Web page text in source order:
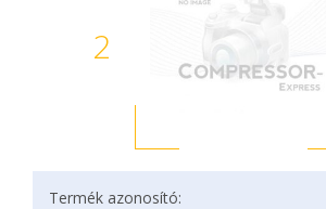
2
Termék azonosító: